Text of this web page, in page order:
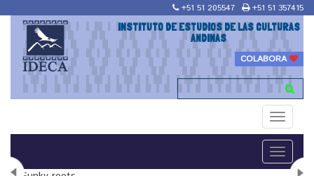
+51 51 205547 +51 51 357415
INSTITUTO DE ESTUDIOS DE LAS CULTURAS
ANDINAS
COLABORA
Toggle
Toggle